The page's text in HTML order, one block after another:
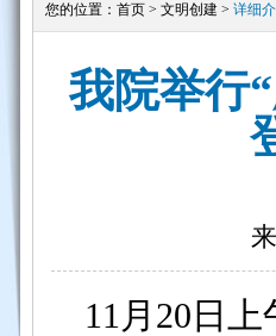
您的位置： 首页> 文明创建> 详细
我院举行
11月20日